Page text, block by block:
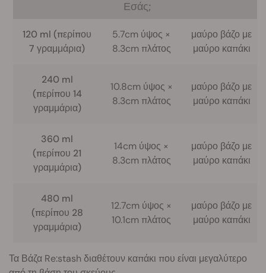
Εσάς;
120 ml (περίπου
7 γραμμάρια)
5.7cm ύψος ×
8.3cm πλάτος
μαύρο βάζο με
μαύρο καπάκι
240 ml
(περίπου 14
γραμμάρια)
10.8cm ύψος ×
8.3cm πλάτος
μαύρο βάζο με
μαύρο καπάκι
360 ml
(περίπου 21
γραμμάρια)
14cm ύψος ×
8.3cm πλάτος
μαύρο βάζο με
μαύρο καπάκι
480 ml
(περίπου 28
γραμμάρια)
12.7cm ύψος ×
10.1cm πλάτος
μαύρο βάζο με
μαύρο καπάκι
Τα Βάζα Re:stash διαθέτουν καπάκι που είναι μεγαλύτερο